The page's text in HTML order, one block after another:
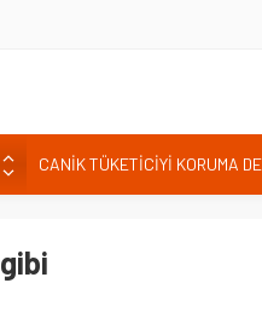
CANİK TÜKETİCİYİ KORUMA
24 Temmuz Basın Bayramı
gibi